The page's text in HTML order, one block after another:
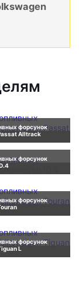
форсунок
Alltrack
форсунок
форсунок
форсунок
L